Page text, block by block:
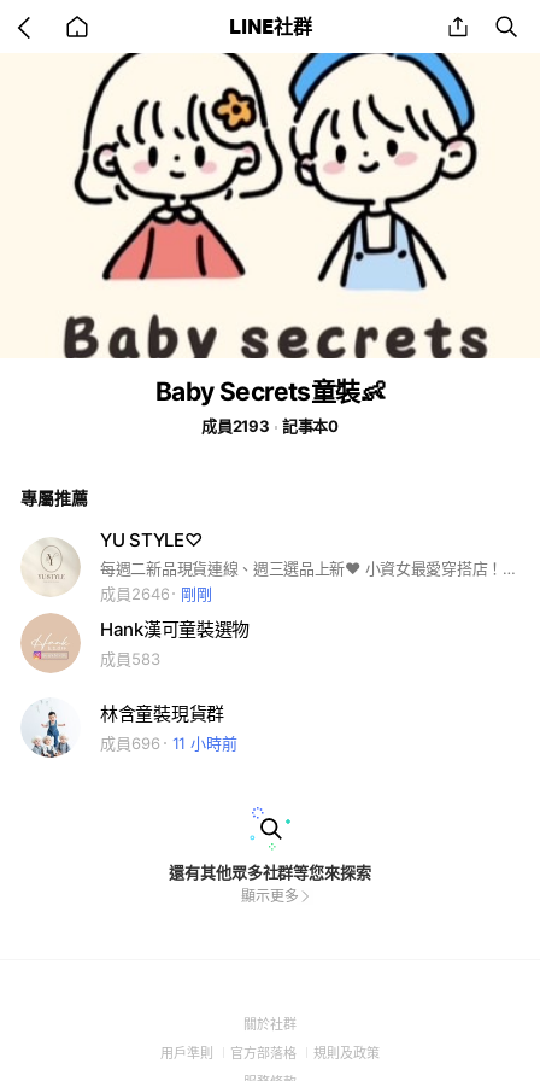
back
home
LINE社群 share
Baby Secrets童裝👶
成員2193 記事本0
專屬推薦
YU STYLE♡
每週二新品現貨連線、週三選品上新♥︎ 小資女最愛穿搭店！每天都想穿的質感女裝 高CP值選品、百搭高質感 S-XL尺寸 現貨當週速速出貨🚚 服飾、包包、飾品都有賣
成員2646
剛剛
Hank漢可童裝選物
成員583
林含童裝現貨群
成員696 11 小時前
還有其他眾多社群等您來探索
顯示更多
關於社群(Open
用戶準則
(Open
官方部落格
(Open
規則及政策(Open